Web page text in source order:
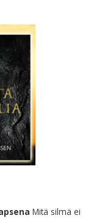
Mitä silmä ei